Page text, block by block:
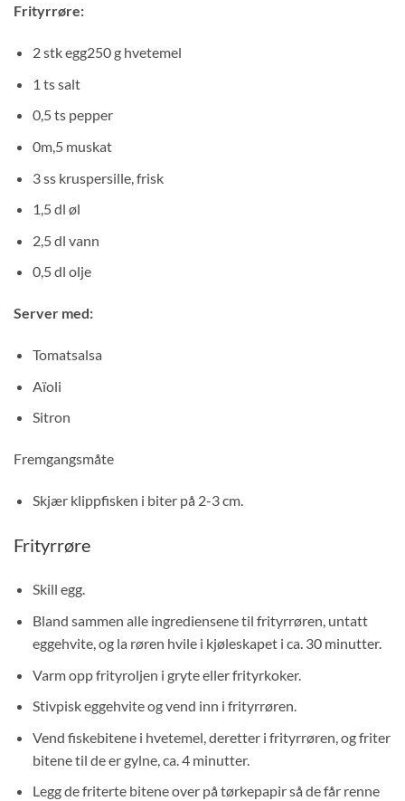
Frityrrøre:
2 stk egg250 g hvetemel
1 ts salt
0,5 ts pepper
0m,5 muskat
3 ss kruspersille, frisk
1,5 dl øl
2,5 dl vann
0,5 dl olje
Server med:
Tomatsalsa
Aïoli
Sitron
Fremgangsmåte
Skjær klippfisken i biter på 2-3 cm.
Frityrrøre
Skill egg.
Bland sammen alle ingrediensene til frityrrøren, untatt
eggehvite, og la røren hvile i kjøleskapet i ca. 30 minutter.
Varm opp frityroljen i gryte eller frityrkoker.
Stivpisk eggehvite og vend inn i frityrrøren.
Vend fiskebitene i hvetemel, deretter i frityrrøren, og friter
bitene til de er gylne, ca. 4 minutter.
Legg de friterte bitene over på tørkepapir så de får renne